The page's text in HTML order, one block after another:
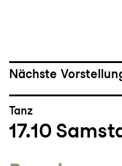
von Michael
Studium/
(BA) an Western
Nächste
Tanz
17.10